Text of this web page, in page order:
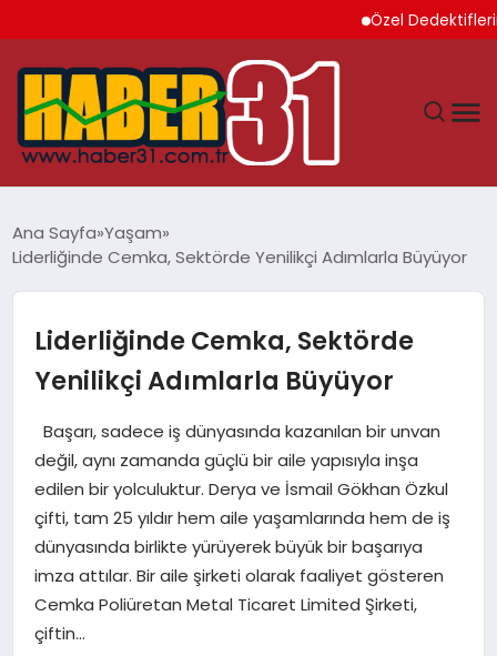
Özel Dedektiflerin
HATAY
YAŞAM
EKONOMI
GÜNDEM
MAGAZIN
SAĞLIK
TEKNOLOJI
Ana Sayfa Yaşam
Liderliğinde Cemka, Sektörde Yenilikçi Adımlarla Büyüyor
Liderliğinde Cemka, Sektörde
Yenilikçi Adımlarla Büyüyor
Başarı, sadece iş dünyasında kazanılan bir unvan
değil, aynı zamanda güçlü bir aile yapısıyla inşa
edilen bir yolculuktur. Derya ve İsmail Gökhan Özkul
çifti, tam 25 yıldır hem aile yaşamlarında hem de iş
dünyasında birlikte yürüyerek büyük bir başarıya
imza attılar. Bir aile şirketi olarak faaliyet gösteren
Cemka Poliüretan Metal Ticaret Limited Şirketi,
çiftin…